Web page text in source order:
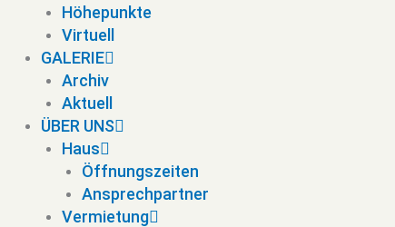
Höhepunkte
Virtuell
GALERIE
Archiv
Aktuell
ÜBER UNS
Haus
Öffnungszeiten
Ansprechpartner
Vermietung